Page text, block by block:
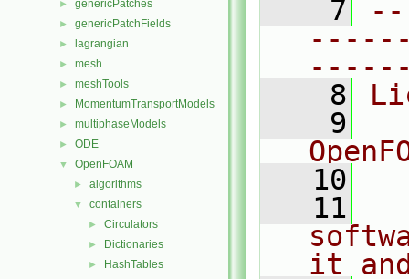
► genericPatches
► genericPatchFields
► lagrangian
► mesh
► meshTools
► MomentumTransportModels
► multiphaseModels
► ODE
▼ OpenFOAM
► algorithms
▼ containers
► Circulators
► Dictionaries
► HashTables
    7
    8
    9
   10
   11
it